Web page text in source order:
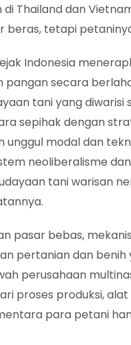
Thailand dan
beras, tetapi
Indonesia
pangan secara
tani yang
sepihak dengan
unggul modal dan
neoliberalisme
tani warisan
pasar bebas,
pertanian dan benih
perusahaan
proses produksi, alat
para petani